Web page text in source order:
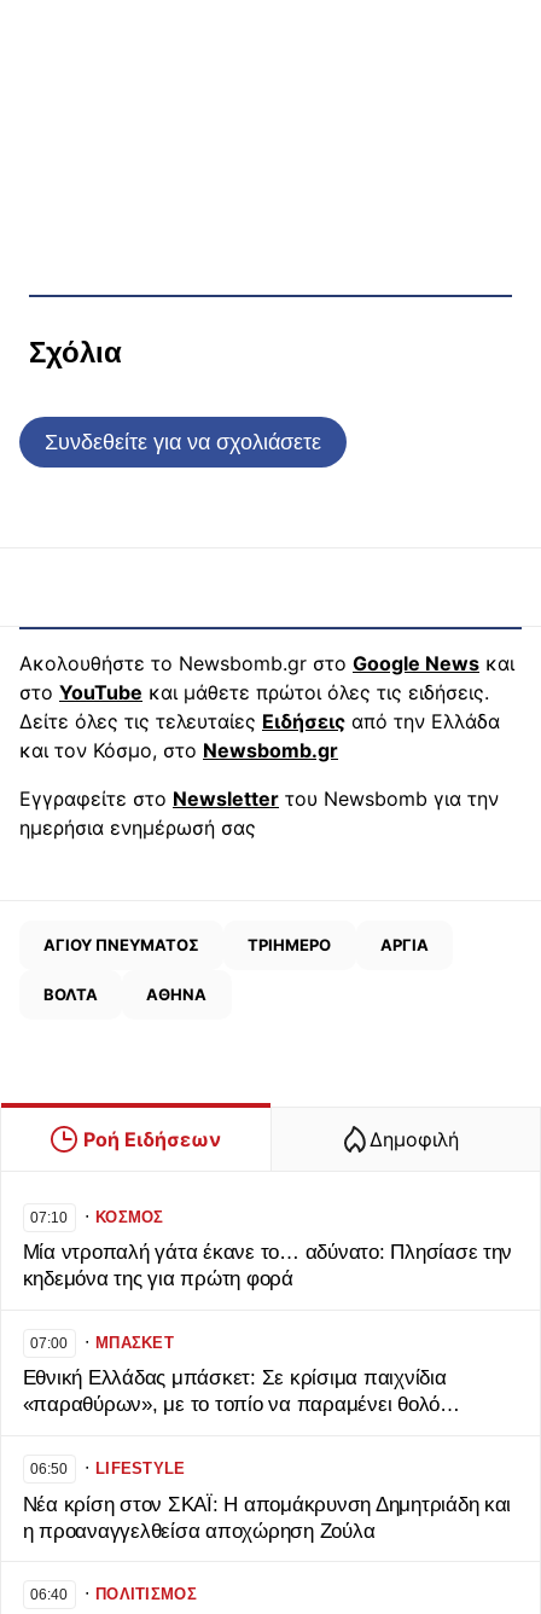
Σχόλια
Συνδεθείτε για να σχολιάσετε
Ακολουθήστε το Newsbomb.gr στο Google News και
στο YouTube και μάθετε πρώτοι όλες τις ειδήσεις.
Δείτε όλες τις τελευταίες Ειδήσεις από την Ελλάδα
και τον Κόσμο, στο Newsbomb.gr
Εγγραφείτε στο Newsletter του Newsbomb για την
ημερήσια ενημέρωσή σας
ΑΓΙΟΥ ΠΝΕΥΜΑΤΟΣ ΤΡΙΗΜΕΡΟ ΑΡΓΙΑ
ΒΟΛΤΑ ΑΘΗΝΑ
Ροή Ειδήσεων Δημοφιλή
07:10 ∙ΚΟΣΜΟΣ
Μία ντροπαλή γάτα έκανε το… αδύνατο: Πλησίασε την
κηδεμόνα της για πρώτη φορά
07:00 ∙ΜΠΑΣΚΕΤ
Εθνική Ελλάδας μπάσκετ: Σε κρίσιμα παιχνίδια
«παραθύρων», με το τοπίο να παραμένει θολό…
06:50 ∙LIFESTYLE
Νέα κρίση στον ΣΚΑΪ: Η απομάκρυνση Δημητριάδη και
η προαναγγελθείσα αποχώρηση Ζούλα
06:40 ∙ΠΟΛΙΤΙΣΜΟΣ